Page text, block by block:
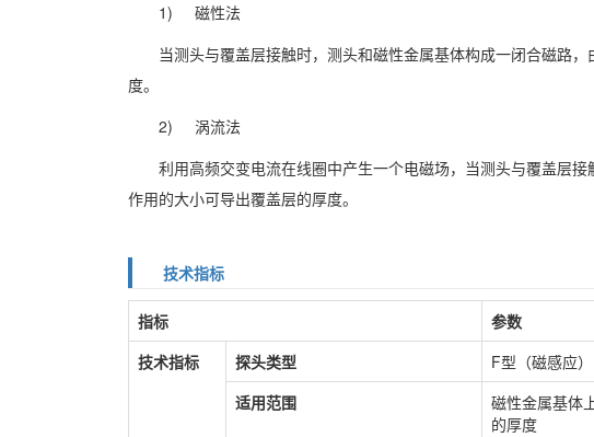
1) 磁性法
当测头与覆盖层接触时，测头和磁性金属基体构成一闭合磁路
度。
2) 涡流法
利用高频交变电流在线圈中产生一个电磁场，当测头与覆盖层
作用的大小可导出覆盖层的厚度。
技术指标
指标
参数
技术指标
探头类型 F型（磁感应）
适用范围
磁性金属基体
的厚度